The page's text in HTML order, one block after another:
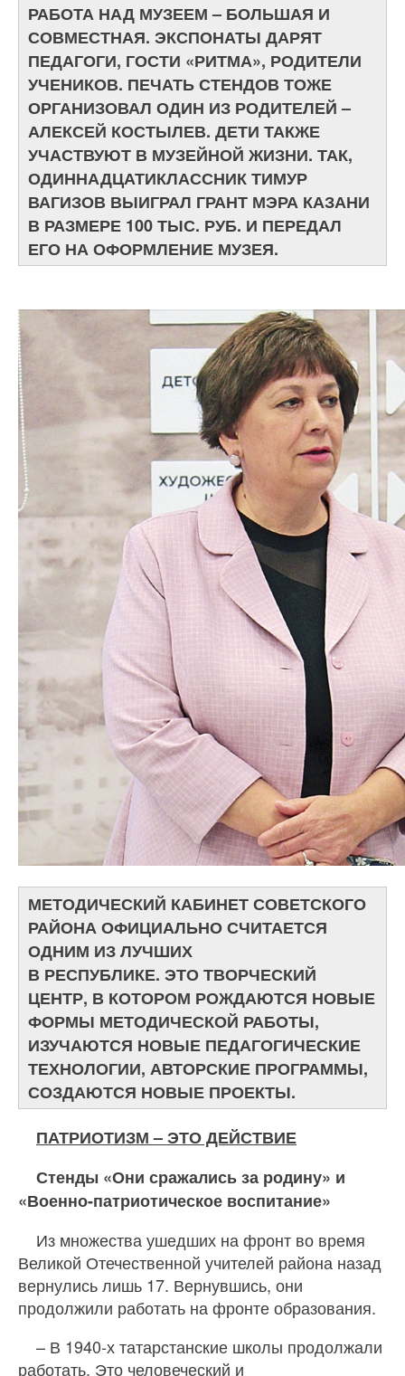
РАБОТА НАД МУЗЕЕМ – БОЛЬШАЯ И
СОВМЕСТНАЯ. ЭКСПОНАТЫ ДАРЯТ
ПЕДАГОГИ, ГОСТИ «РИТМА», РОДИТЕЛИ
УЧЕНИКОВ. ПЕЧАТЬ СТЕНДОВ ТОЖЕ
ОРГАНИЗОВАЛ ОДИН ИЗ РОДИТЕЛЕЙ –
АЛЕКСЕЙ КОСТЫЛЕВ. ДЕТИ ТАКЖЕ
УЧАСТВУЮТ В МУЗЕЙНОЙ ЖИЗНИ. ТАК,
ОДИННАДЦАТИКЛАССНИК ТИМУР
ВАГИЗОВ ВЫИГРАЛ ГРАНТ МЭРА КАЗАНИ
В РАЗМЕРЕ 100 ТЫС. РУБ. И ПЕРЕДАЛ
ЕГО НА ОФОРМЛЕНИЕ МУЗЕЯ.
МЕТОДИЧЕСКИЙ КАБИНЕТ СОВЕТСКОГО
РАЙОНА ОФИЦИАЛЬНО СЧИТАЕТСЯ
ОДНИМ ИЗ ЛУЧШИХ
В РЕСПУБЛИКЕ. ЭТО ТВОРЧЕСКИЙ
ЦЕНТР, В КОТОРОМ РОЖДАЮТСЯ НОВЫЕ
ФОРМЫ МЕТОДИЧЕСКОЙ РАБОТЫ,
ИЗУЧАЮТСЯ НОВЫЕ ПЕДАГОГИЧЕСКИЕ
ТЕХНОЛОГИИ, АВТОРСКИЕ ПРОГРАММЫ,
СОЗДАЮТСЯ НОВЫЕ ПРОЕКТЫ.
ПАТРИОТИЗМ – ЭТО ДЕЙСТВИЕ
Стенды «Они сражались за родину» и
«Военно-патриотическое воспитание»
Из множества ушедших на фронт во время
Великой Отечественной учителей района назад
вернулись лишь 17. Вернувшись, они
продолжили работать на фронте образования.
– В 1940-х татарстанские школы продолжали
работать. Это человеческий и